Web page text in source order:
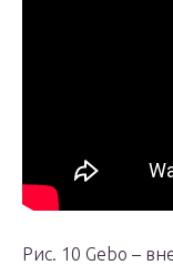
Рис. 10 Gebo –